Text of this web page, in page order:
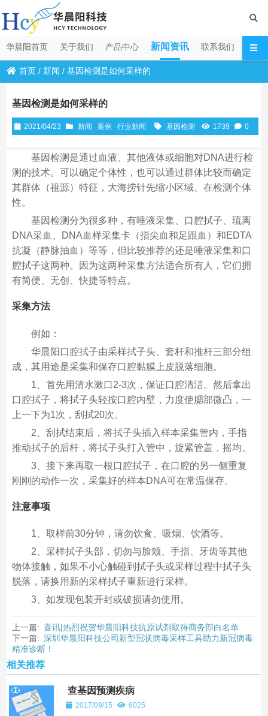
华晨阳首页 关于我们 产品中心 新闻资讯 联系我们
首页 / 新闻 /基因检测是如何采样的
基因检测是如何采样的
2021/04/23 新闻 案例 行业新闻 基因检测 1739 0
基因检测是通过血液、其他液体或细胞对DNA进行检
测的技术。可以确定个体性，也可以通过群体比较而确定
其群体（祖源）特征，大海捞针先缩小区域、在检测个体
性。
基因检测分为很多种，有唾液采集、口腔拭子、琉离
DNA采血、DNA血样采集卡（指尖血和足跟血）和EDTA
抗凝（静脉抽血）等等，但比较推荐的还是唾液采集和口
腔拭子这两种。因为这两种采集方法适合所有人，它们拥
有简便、无创、快捷等特点。
采集方法
例如：
华晨阳口腔拭子由采样拭子头、套杆和推杆三部分组
成，其用途是采集和保存口腔黏膜上皮脱落细胞。
1、首先用清水漱口2-3次，保证口腔清洁。然后拿出
口腔拭子，将拭子头轻按口腔内壁，力度使腮部微凸，一
上一下为1次，刮拭20次。
2、刮拭结束后，将拭子头插入样本采集管内，手指
推动拭子的后杆，将拭子头打入管中，旋紧管盖，摇均。
3、接下来再取一根口腔拭子，在口腔的另一侧重复
刚刚的动作一次，采集好的样本DNA可在常温保存。
注意事项
1、取样前30分钟，请勿饮食、吸烟、饮酒等。
2、采样拭子头部，切勿与脸颊、手指、牙齿等其他
物体接触，如果不小心触碰到拭子头或采样过程中拭子头
脱落，请换用新的采样拭子重新进行采样。
3、如发现包装开封或破损请勿使用。
上一篇: 喜讯|热烈祝贺华晨阳科技抗原试剂取得商务部白名单
下一篇: 深圳华晨阳科技公司新型冠状病毒采样工具助力新冠病毒
精准诊断！
相关推荐
查基因预测疾病
2017/09/15
6025